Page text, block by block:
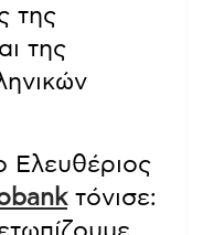
της
της
Ελευθέριος
τόνισε: